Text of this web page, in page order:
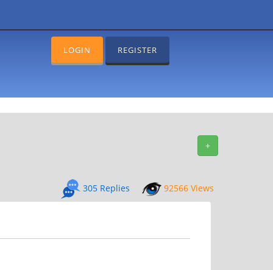
LOGIN REGISTER
+
305 Replies 92566 Views